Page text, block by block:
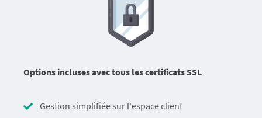
Options incluses avec tous les certificats SSL
Gestion simplifiée sur l'espace client